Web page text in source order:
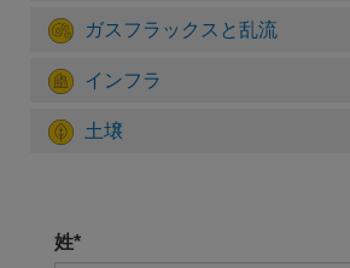
ガスフラックスと乱流
インフラ
土壌
姓*